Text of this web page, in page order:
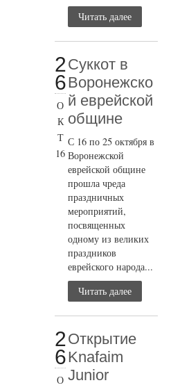
Читать далее
2
6
О
К
Т
16
Суккот в
Воронежско
й еврейской
общине
С 16 по 25 октября в
Воронежской
еврейской общине
прошла чреда
праздничных
мероприятий,
посвященных
одному из великих
праздников
еврейского народа...
Читать далее
2
6
О
Открытие
Knafaim
Junior